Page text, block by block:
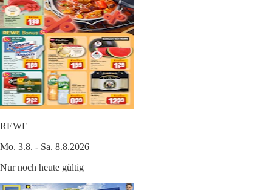
REWE
Mo. 3.8. - Sa. 8.8.2026
Nur noch heute gültig